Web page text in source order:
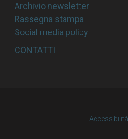
Archivio newsletter
Rassegna stampa
Social media policy
CONTATTI
Accessibilità